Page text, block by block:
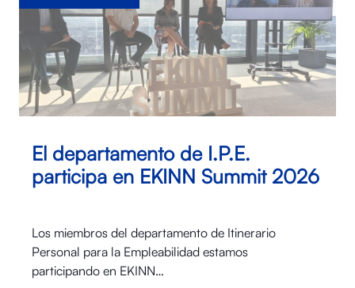
El departamento de I.P.E.
participa en EKINN Summit 2026
Los miembros del departamento de Itinerario
Personal para la Empleabilidad estamos
participando en EKINN…